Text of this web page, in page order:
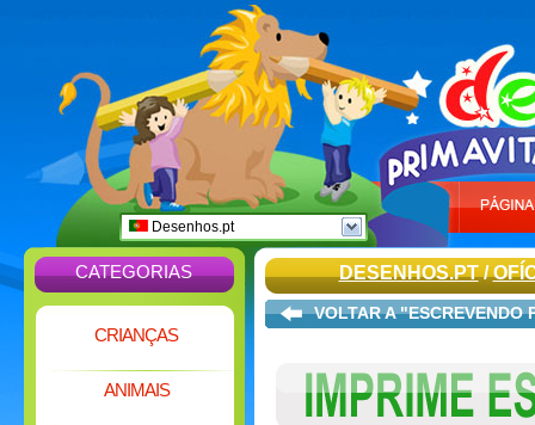
Desenhos.pt
CATEGORIAS
CRIANÇAS
ANIMAIS
DESENHOS.PT/
VOLTAR A "ESCREVENDO